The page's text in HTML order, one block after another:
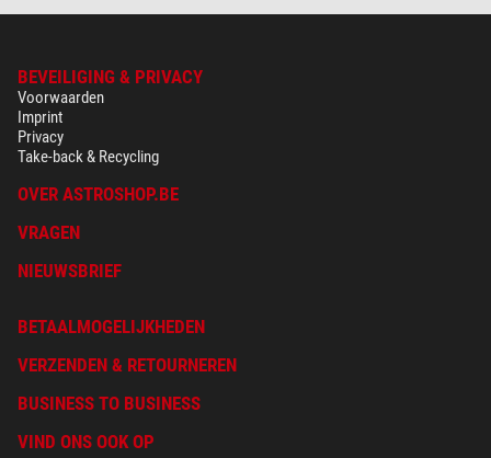
BEVEILIGING & PRIVACY
Voorwaarden
Imprint
Privacy
Take-back & Recycling
OVER ASTROSHOP.BE
VRAGEN
NIEUWSBRIEF
BETAALMOGELIJKHEDEN
VERZENDEN & RETOURNEREN
BUSINESS TO BUSINESS
VIND ONS OOK OP